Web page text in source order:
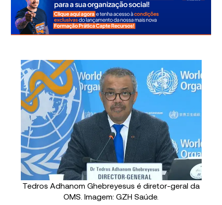
Tedros Adhanom Ghebreyesus é diretor-geral da
OMS. Imagem: GZH Saúde.